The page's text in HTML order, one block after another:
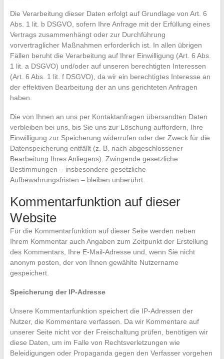
Die Verarbeitung dieser Daten erfolgt auf Grundlage von Art. 6
Abs. 1 lit. b DSGVO, sofern Ihre Anfrage mit der Erfüllung eines
Vertrags zusammenhängt oder zur Durchführung
vorvertraglicher Maßnahmen erforderlich ist. In allen übrigen
Fällen beruht die Verarbeitung auf Ihrer Einwilligung (Art. 6 Abs.
1 lit. a DSGVO) und/oder auf unseren berechtigten Interessen
(Art. 6 Abs. 1 lit. f DSGVO), da wir ein berechtigtes Interesse an
der effektiven Bearbeitung der an uns gerichteten Anfragen
haben.
Die von Ihnen an uns per Kontaktanfragen übersandten Daten
verbleiben bei uns, bis Sie uns zur Löschung auffordern, Ihre
Einwilligung zur Speicherung widerrufen oder der Zweck für die
Datenspeicherung entfällt (z. B. nach abgeschlossener
Bearbeitung Ihres Anliegens). Zwingende gesetzliche
Bestimmungen – insbesondere gesetzliche
Aufbewahrungsfristen – bleiben unberührt.
Kommentarfunktion auf dieser
Website
Für die Kommentarfunktion auf dieser Seite werden neben
Ihrem Kommentar auch Angaben zum Zeitpunkt der Erstellung
des Kommentars, Ihre E-Mail-Adresse und, wenn Sie nicht
anonym posten, der von Ihnen gewählte Nutzername
gespeichert.
Speicherung der IP-Adresse
Unsere Kommentarfunktion speichert die IP-Adressen der
Nutzer, die Kommentare verfassen. Da wir Kommentare auf
unserer Seite nicht vor der Freischaltung prüfen, benötigen wir
diese Daten, um im Falle von Rechtsverletzungen wie
Beleidigungen oder Propaganda gegen den Verfasser vorgehen